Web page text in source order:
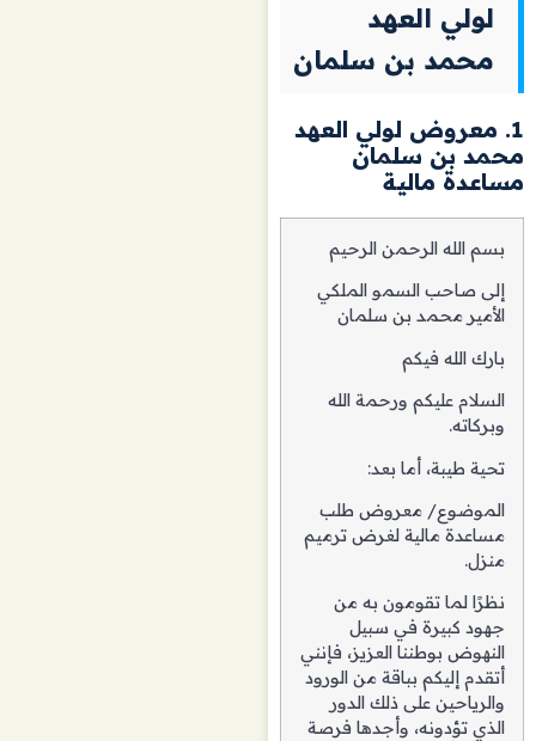
لولي العهد
محمد بن سلمان
1. معروض لولي العهد
محمد بن سلمان
مساعدة مالية
بسم الله الرحمن الرحيم
إلى صاحب السمو الملكي
الأمير محمد بن سلمان
بارك الله فيكم
السلام عليكم ورحمة الله
وبركاته.
تحية طيبة، أما بعد:
الموضوع/ معروض طلب
مساعدة مالية لغرض ترميم
منزل.
نظرًا لما تقومون به من
جهود كبيرة في سبيل
النهوض بوطننا العزيز، فإنني
أتقدم إليكم بباقة من الورود
والرياحين على ذلك الدور
الذي تؤدونه، وأجدها فرصة